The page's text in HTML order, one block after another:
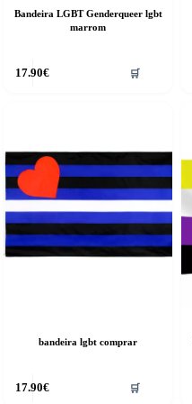
Bandeira LGBT Genderqueer lgbt
marrom
17.90€ 🛒
bandeira lgbt comprar
17.90€ 🛒